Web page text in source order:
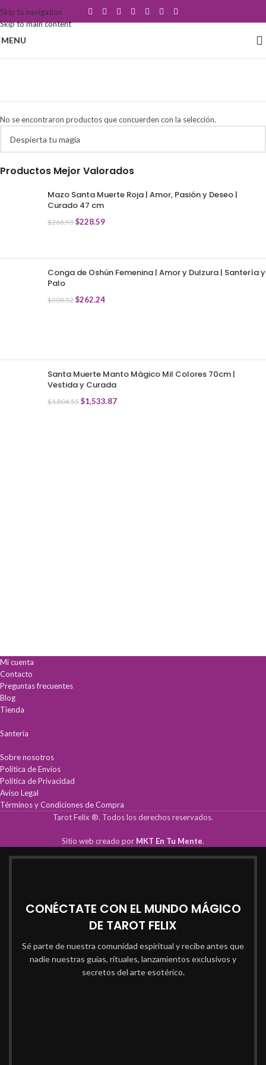
Skip to navigation
Skip to main content
MENU
Productos Mejor Valorados
Mazo Santa Muerte Roja | Amor, Pasión y Deseo |
Curado 47 cm
$268.93 $228.59
Conga de Oshún Femenina | Amor y Dulzura | Santería y
Palo
$308.52 $262.24
Santa Muerte Manto Mágico Mil Colores 70cm |
Vestida y Curada
$1,804.55 $1,533.87
No se encontraron productos que concuerden con la selección.
Mi cuenta
Contacto
Preguntas frecuentes
Blog
Tienda
Santería
Sobre nosotros
Política de Envíos
Política de Privacidad
Aviso Legal
Términos y Condiciones de Compra
Tarot Felix ®. Todos los derechos reservados.
Sitio web creado por MKT En Tu Mente.
CONÉCTATE CON EL MUNDO MÁGICO
DE TAROT FELIX
Sé parte de nuestra comunidad espiritual y recibe antes que
nadie nuestras guías, rituales, lanzamientos exclusivos y
secretos del arte esotérico.